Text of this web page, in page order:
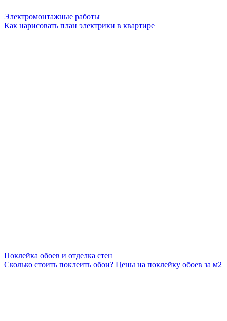
Электромонтажные работы
Как нарисовать план электрики в квартире
Поклейка обоев и отделка стен
Сколько стоить поклеить обои? Цены на поклейку обоев за м2